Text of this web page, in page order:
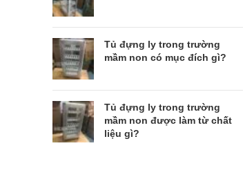
Tủ đựng ly trong trường
mầm non có mục đích gì?
Tủ đựng ly trong trường
mầm non được làm từ chất
liệu gì?